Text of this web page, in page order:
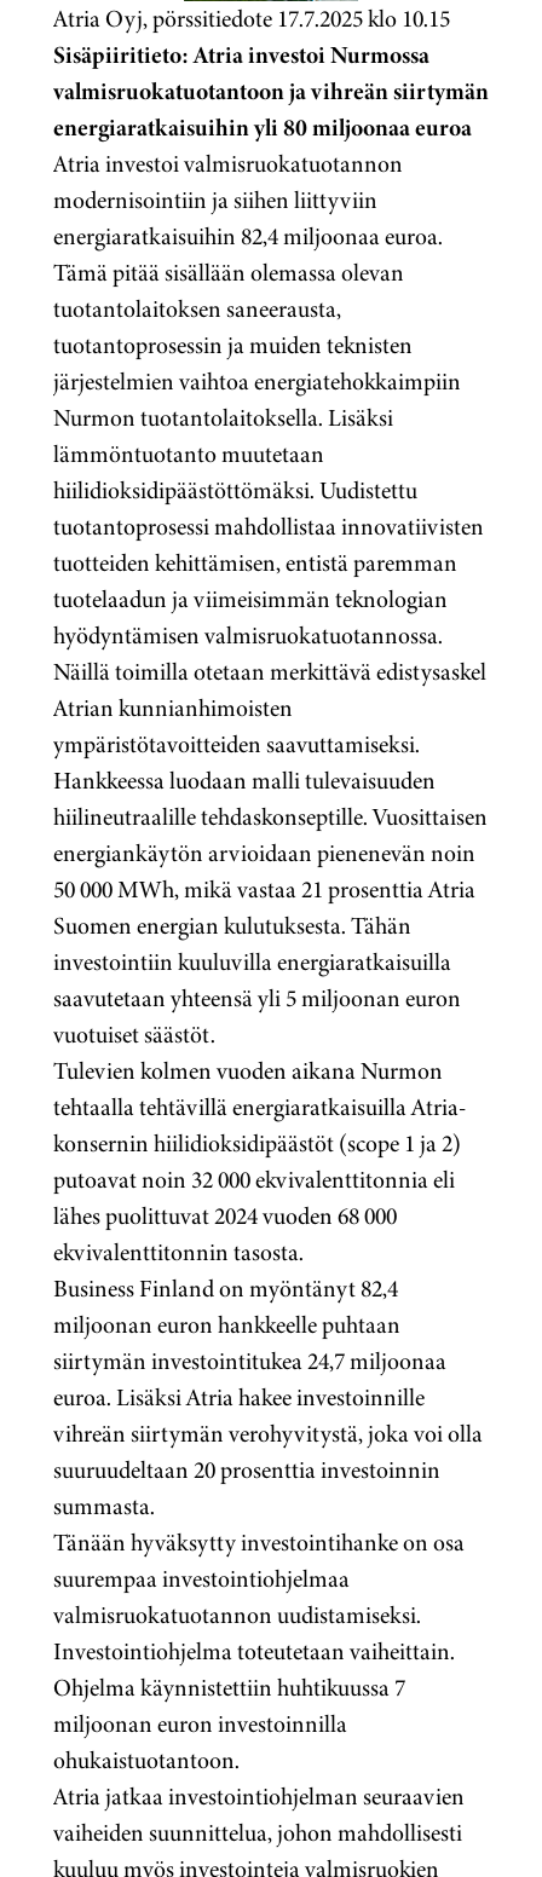
Atria Oyj, pörssitiedote 17.7.2025 klo 10.15
Sisäpiiritieto: Atria investoi Nurmossa
valmisruokatuotantoon ja vihreän siirtymän
energiaratkaisuihin yli 80 miljoonaa euroa
Atria investoi valmisruokatuotannon
modernisointiin ja siihen liittyviin
energiaratkaisuihin 82,4 miljoonaa euroa.
Tämä pitää sisällään olemassa olevan
tuotantolaitoksen saneerausta,
tuotantoprosessin ja muiden teknisten
järjestelmien vaihtoa energiatehokkaimpiin
Nurmon tuotantolaitoksella. Lisäksi
lämmöntuotanto muutetaan
hiilidioksidipäästöttömäksi. Uudistettu
tuotantoprosessi mahdollistaa innovatiivisten
tuotteiden kehittämisen, entistä paremman
tuotelaadun ja viimeisimmän teknologian
hyödyntämisen valmisruokatuotannossa.
Näillä toimilla otetaan merkittävä edistysaskel
Atrian kunnianhimoisten
ympäristötavoitteiden saavuttamiseksi.
Hankkeessa luodaan malli tulevaisuuden
hiilineutraalille tehdaskonseptille. Vuosittaisen
energiankäytön arvioidaan pienenevän noin
50 000 MWh, mikä vastaa 21 prosenttia Atria
Suomen energian kulutuksesta. Tähän
investointiin kuuluvilla energiaratkaisuilla
saavutetaan yhteensä yli 5 miljoonan euron
vuotuiset säästöt.
Tulevien kolmen vuoden aikana Nurmon
tehtaalla tehtävillä energiaratkaisuilla Atria-
konsernin hiilidioksidipäästöt (scope 1 ja 2)
putoavat noin 32 000 ekvivalenttitonnia eli
lähes puolittuvat 2024 vuoden 68 000
ekvivalenttitonnin tasosta.
Business Finland on myöntänyt 82,4
miljoonan euron hankkeelle puhtaan
siirtymän investointitukea 24,7 miljoonaa
euroa. Lisäksi Atria hakee investoinnille
vihreän siirtymän verohyvitystä, joka voi olla
suuruudeltaan 20 prosenttia investoinnin
summasta.
Tänään hyväksytty investointihanke on osa
suurempaa investointiohjelmaa
valmisruokatuotannon uudistamiseksi.
Investointiohjelma toteutetaan vaiheittain.
Ohjelma käynnistettiin huhtikuussa 7
miljoonan euron investoinnilla
ohukaistuotantoon.
Atria jatkaa investointiohjelman seuraavien
vaiheiden suunnittelua, johon mahdollisesti
kuuluu myös investointeja valmisruokien